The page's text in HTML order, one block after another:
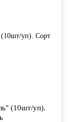
(10шт/уп).